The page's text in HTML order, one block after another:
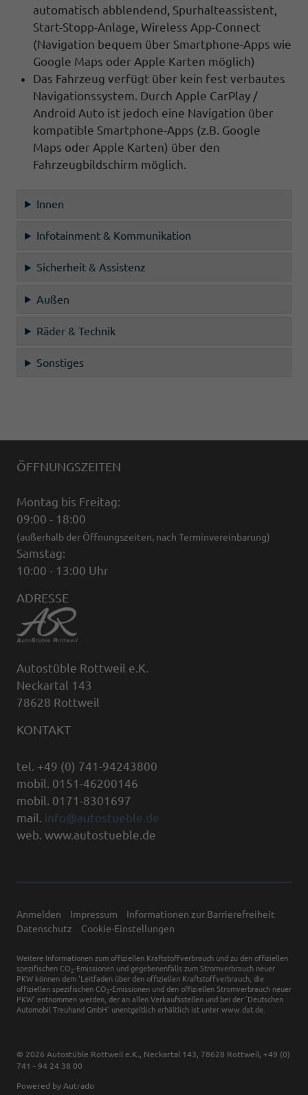
automatisch abblendend, Spurhalteassistent,
Start-Stopp-Anlage Wireless App-Connect
(Navigation bequem über Smartphone-Apps wie
Google Maps oder Apple Karten möglich)
Das Fahrzeug verfügt über kein fest verbautes
Navigationssystem. Durch Apple CarPlay /
Android Auto ist jedoch eine Navigation über
kompatible Smartphone-Apps (z.B. Google
Maps oder Apple Karten) über den
Fahrzeugbildschirm möglich.
Innen
Infotainment & Kommunikation
Sicherheit & Assistenz
Außen
Räder & Technik
Sonstiges
ÖFFNUNGSZEITEN
Montag bis Freitag:
09:00 - 18:00
(außerhalb der Öffnungszeiten, nach Terminvereinbarung)
Samstag:
10:00 - 13:00 Uhr
ADRESSE
Autostüble Rottweil e.K.
Neckartal 143
78628 Rottweil
KONTAKT
tel. +49 (0) 741-94243800
mobil. 0151-46200146
mobil. 0171-8301697
mail. info@autostueble.de
web. www.autostueble.de
Anmelden Impressum
Informationen zur Barrierefreiheit
Datenschutz
Cookie-Einstellungen
Weitere Informationen zum offiziellen Kraftstoffverbrauch und zu den offiziellen
spezifischen CO 2-Emissionen und gegebenenfalls zum Stromverbrauch neuer
PKW können dem 'Leitfaden über den offiziellen Kraftstoffverbrauch, die
offiziellen spezifischen CO 2-Emissionen und den offiziellen Stromverbrauch neuer
PKW' entnommen werden, der an allen Verkaufsstellen und bei der 'Deutschen
Automobil Treuhand GmbH' unentgeltlich erhältlich ist unter www.dat.de.
© 2026 Autostüble Rottweil e.K., Neckartal 143, 78628 Rottweil, +49 (0)
741 - 94 24 38 00
Powered by Autrado